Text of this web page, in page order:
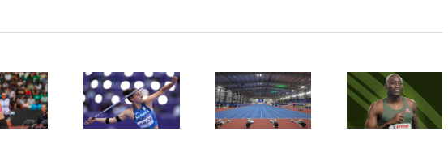
Vilagoš u
sredu u
Dijamantskoj
Branković:
Uslovi u
Atletskoj
dvorani na
nivou
Drugi je
stiže u
Beograd,
“Čudesni
dečko”
Zvezde
atletike
zasijale u
Kraljevu:
Ivana
14,